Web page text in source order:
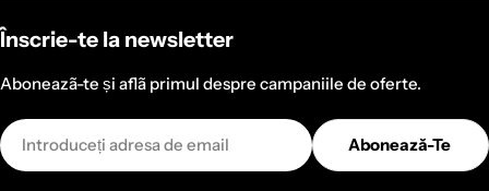
Înscrie-te la newsletter
Aboneazã-te și aflã primul despre campaniile de oferte.
Email
Abonează-Te